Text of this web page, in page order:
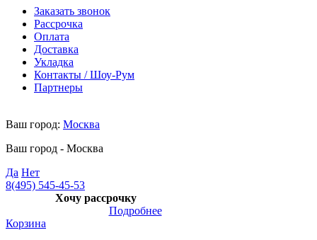
Заказать звонок
Рассрочка
Оплата
Доставка
Укладка
Контакты / Шоу-Рум
Партнеры
Ваш город: Москва
Ваш город - Москва
Да Нет
8(495) 545-45-53
Хочу рассрочку
Подробнее
Корзина